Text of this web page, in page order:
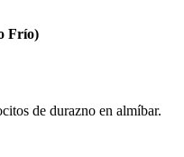
Frío)
de durazno en almíbar.